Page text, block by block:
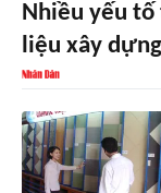
Nhiều yếu
liệu xây dựng